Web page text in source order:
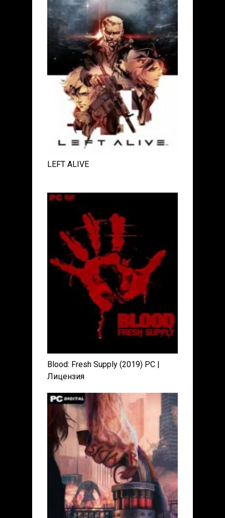
LEFT ALIVE
Blood: Fresh Supply (2019) PC |
Лицензия